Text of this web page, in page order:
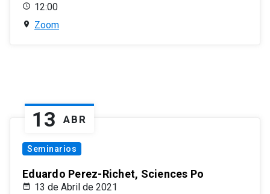
12:00
Zoom
13 ABR
Seminarios
Eduardo Perez-Richet, Sciences Po
13 de Abril de 2021